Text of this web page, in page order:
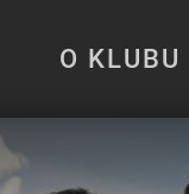
O KLUBU